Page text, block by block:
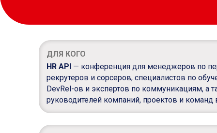
ДЛЯ КОГО
HR API — конференция для менеджеров по
рекрутеров и сорсеров, специалистов по
DevRel-ов и экспертов по коммуникациям, а
руководителей компаний, проектов и команд